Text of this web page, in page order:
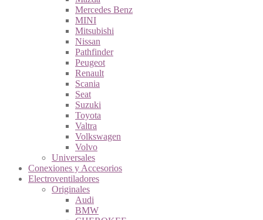
Mercedes Benz
MINI
Mitsubishi
Nissan
Pathfinder
Peugeot
Renault
Scania
Seat
Suzuki
Toyota
Valtra
Volkswagen
Volvo
Universales
Conexiones y Accesorios
Electroventiladores
Originales
Audi
BMW